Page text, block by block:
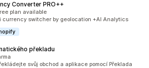
Converter PRO++
1133
plan available
currency switcher by geolocation +AI Analytics
překladu
95
svůj obchod a aplikace pomocí Překlada